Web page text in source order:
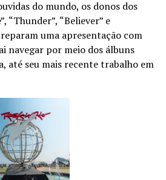
do mundo, os donos dos
“Thunder”, “Believer” e
uma apresentação com
navegar por meio dos álbuns
até seu mais recente trabalho em